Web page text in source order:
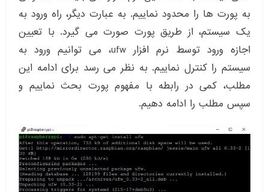
به پورت ها را محدود نماییم. به عبارت دیگر، راه ورود به
یک سیستم، از طریق پورت صورت می گیرد. با تعیین
اجازه ورود توسط نرم افزار ufw، می توانیم ورود به
سیستم را کنترل نماییم. به نظر می رسد برای ادامه این
مطلب، کمی در رابطه با مفهوم پورت بحث نماییم و
سپس مطلب را ادامه دهیم.